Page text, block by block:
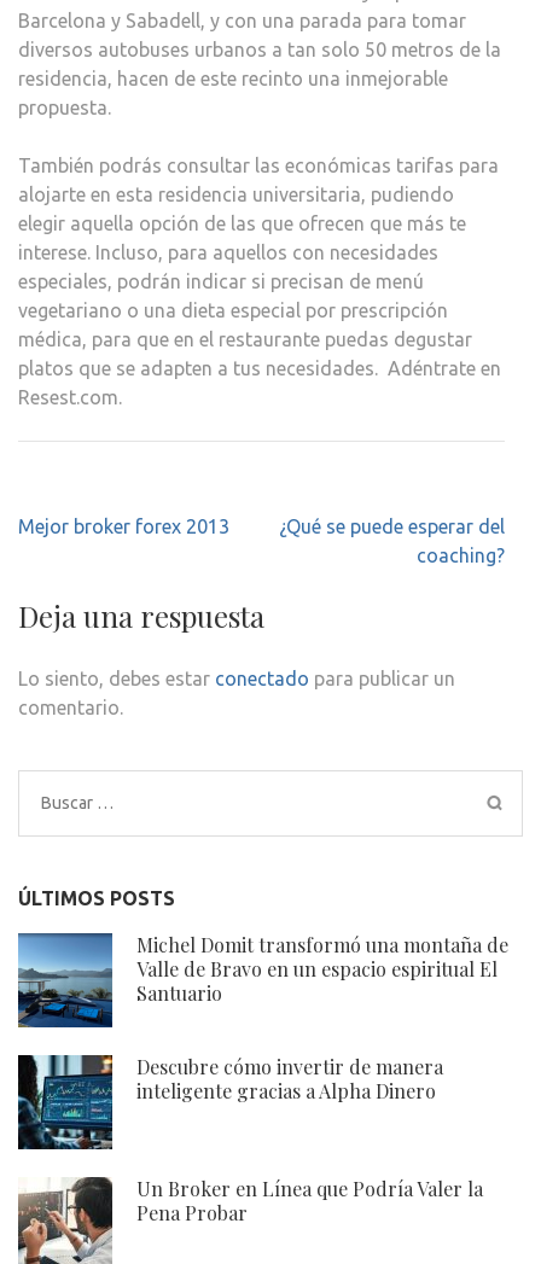
Barcelona y Sabadell, y con una parada para tomar
diversos autobuses urbanos a tan solo 50 metros de la
residencia, hacen de este recinto una inmejorable
propuesta.
También podrás consultar las económicas tarifas para
alojarte en esta residencia universitaria, pudiendo
elegir aquella opción de las que ofrecen que más te
interese. Incluso, para aquellos con necesidades
especiales, podrán indicar si precisan de menú
vegetariano o una dieta especial por prescripción
médica, para que en el restaurante puedas degustar
platos que se adapten a tus necesidades. Adéntrate en
Resest.com.
Navegación
Mejor broker forex 2013
¿Qué se puede esperar del
coaching?
Deja una respuesta
Lo siento, debes estar conectado para publicar un
comentario.
Buscar:
ÚLTIMOS POSTS
Michel Domit transformó una montaña de
Valle de Bravo en un espacio espiritual El
Santuario
Descubre cómo invertir de manera
inteligente gracias a Alpha Dinero
Un Broker en Línea que Podría Valer la
Pena Probar